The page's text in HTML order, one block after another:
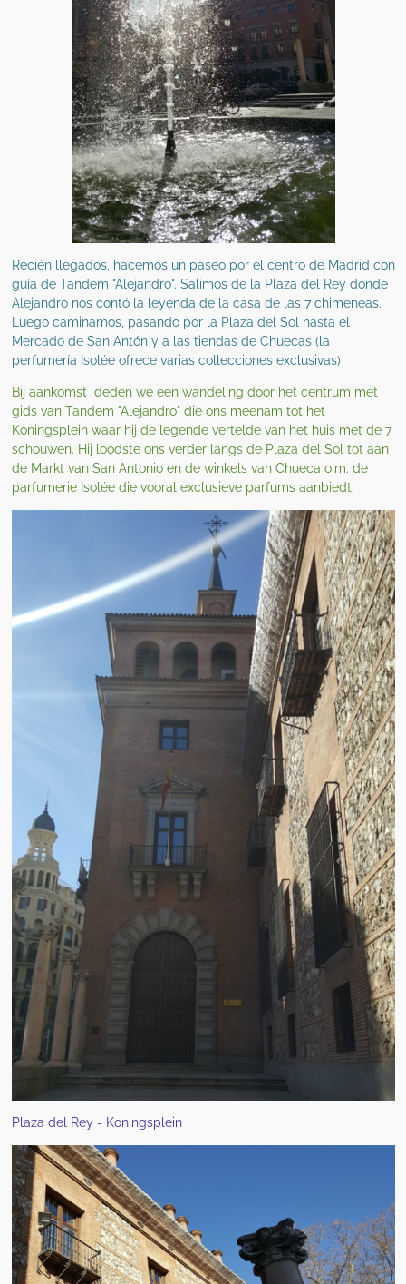
Recién llegados, hacemos un paseo por el centro de Madrid con
guía de Tandem "Alejandro". Salimos de la Plaza del Rey donde
Alejandro nos contó la leyenda de la casa de las 7 chimeneas.
Luego caminamos, pasando por la Plaza del Sol hasta el
Mercado de San Antón y a las tiendas de Chuecas (la
perfumería Isolée ofrece varias collecciones exclusivas)
Bij aankomst deden we een wandeling door het centrum met
gids van Tandem "Alejandro" die ons meenam tot het
Koningsplein waar hij de legende vertelde van het huis met de 7
schouwen. Hij loodste ons verder langs de Plaza del Sol tot aan
de Markt van San Antonio en de winkels van Chueca o.m. de
parfumerie Isolée die vooral exclusieve parfums aanbiedt.
Plaza del Rey - Koningsplein